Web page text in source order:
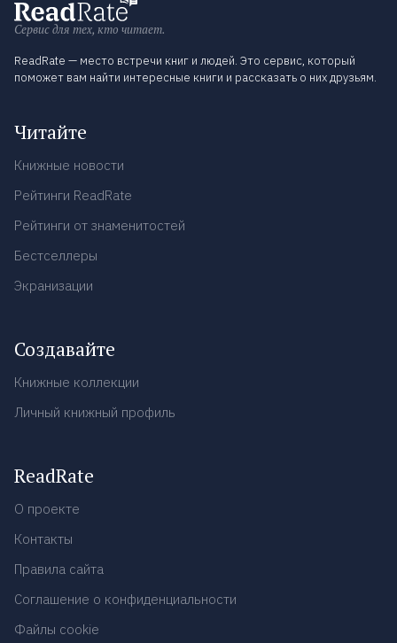
Сервис для тех, кто читает.
ReadRate — место встречи книг и людей. Это сервис, который
поможет вам найти интересные книги и рассказать о них друзьям.
Читайте
Книжные новости
Рейтинги ReadRate
Рейтинги от знаменитостей
Бестселлеры
Экранизации
Создавайте
Книжные коллекции
Личный книжный профиль
ReadRate
О проекте
Контакты
Правила сайта
Соглашение о конфиденциальности
Файлы cookie